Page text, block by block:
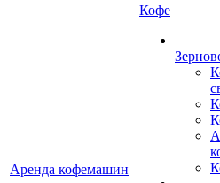
Аренда кофемашин
Кофе